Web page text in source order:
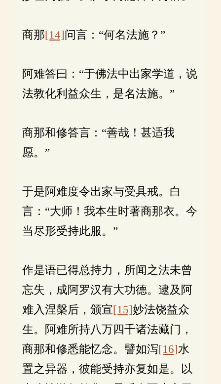
商那[14]问言：“何名法施？”
阿难答曰：“于佛法中出家学道，说
法教化利益众生，是名法施。”
商那和修答言：“善哉！甚适我
愿。”
于是阿难度令出家与受具戒。白
言：“大师！我本生时著商那衣。今
当尽形受持此服。”
作是语已得总持力，所闻之法未曾
忘失，成阿罗汉有大功德。逮及阿
难入涅槃后，颁宣[15]妙法饶益众
生。阿难所持八万四千诸法藏门，
商那和修悉能忆念。譬如泻[16]水
置之异器，彼能受持亦复如是。以